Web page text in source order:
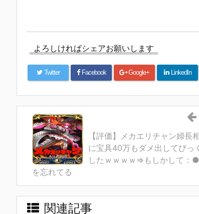
よろしければシェアお願いします
Twitter Facebook Google+ LinkedIn
【評価】メカエリチャン婦長
に宝具40万もダメ出してびっ
したｗｗｗｗ⇒もしかして：
を忘れてる
関連記事